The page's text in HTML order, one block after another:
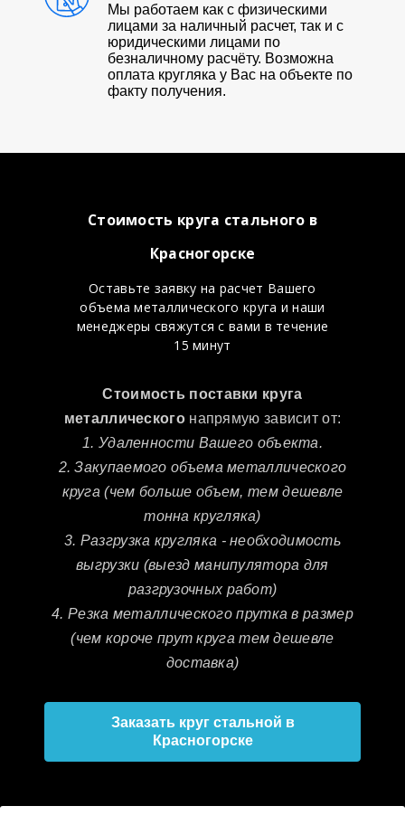
Мы работаем как с физическими
лицами за наличный расчет, так и с
юридическими лицами по
безналичному расчёту. Возможна
оплата кругляка у Вас на объекте по
факту получения.
Стоимость круга стального в
Красногорске
Оставьте заявку на расчет Вашего
объема металлического круга и наши
менеджеры свяжутся с вами в течение
15 минут
Стоимость поставки круга
металлического напрямую зависит от:
1. Удаленности Вашего объекта.
2. Закупаемого объема металлического
круга (чем больше объем, тем дешевле
тонна кругляка)
3. Разгрузка кругляка - необходимость
выгрузки (выезд манипулятора для
разгрузочных работ)
4. Резка металлического прутка в размер
(чем короче прут круга тем дешевле
доставка)
Заказать круг стальной в
Красногорске